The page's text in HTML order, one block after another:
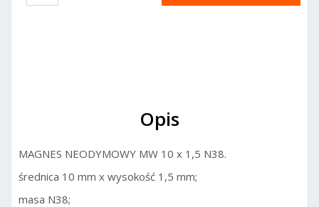
Opis
MAGNES NEODYMOWY MW 10 x 1,5 N38.
średnica 10 mm x wysokość 1,5 mm;
masa N38;